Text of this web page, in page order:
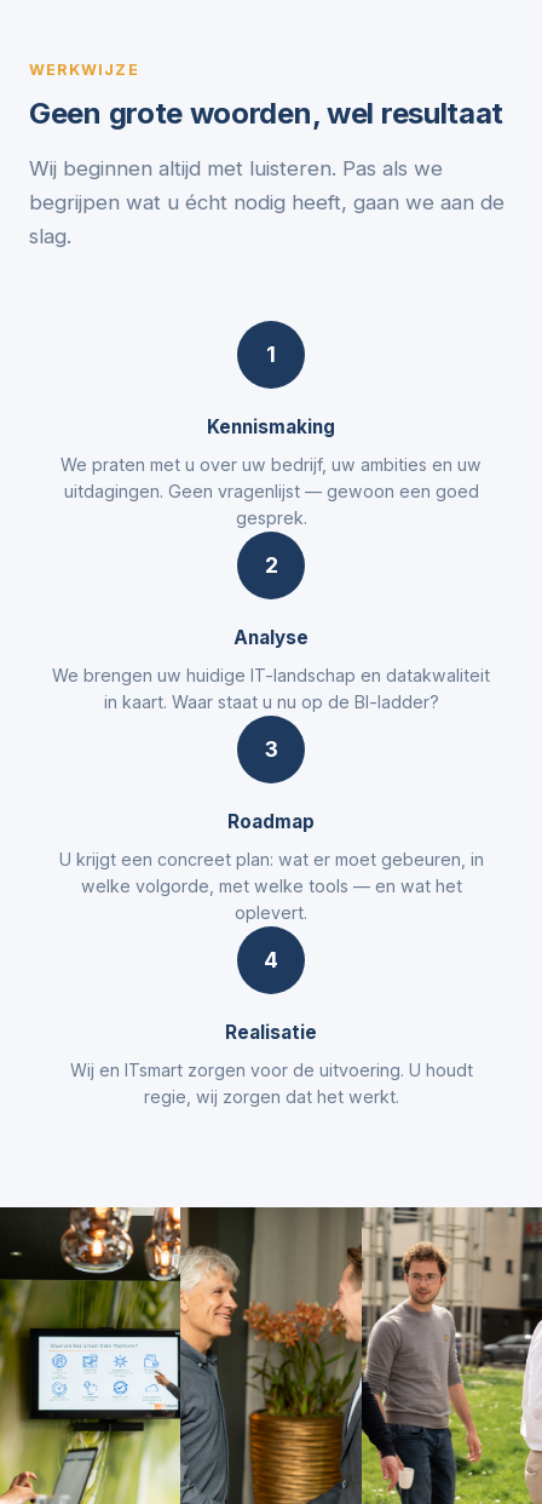
WERKWIJZE
Geen grote woorden, wel resultaat
Wij beginnen altijd met luisteren. Pas als we
begrijpen wat u écht nodig heeft, gaan we aan de
slag.
1
Kennismaking
We praten met u over uw bedrijf, uw ambities en uw
uitdagingen. Geen vragenlijst — gewoon een goed
gesprek.
2
Analyse
We brengen uw huidige IT-landschap en datakwaliteit
in kaart. Waar staat u nu op de BI-ladder?
3
Roadmap
U krijgt een concreet plan: wat er moet gebeuren, in
welke volgorde, met welke tools — en wat het
oplevert.
4
Realisatie
Wij en ITsmart zorgen voor de uitvoering. U houdt
regie, wij zorgen dat het werkt.